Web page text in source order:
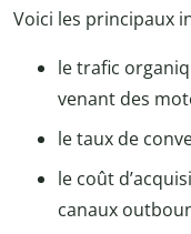
Voici les principaux
le trafic
venant des
le taux de
le coût
canaux